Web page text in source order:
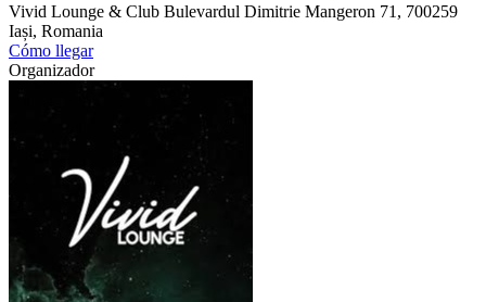
Vivid Lounge & Club Bulevardul Dimitrie Mangeron 71, 700259
Iași, Romania
Cómo llegar
Organizador